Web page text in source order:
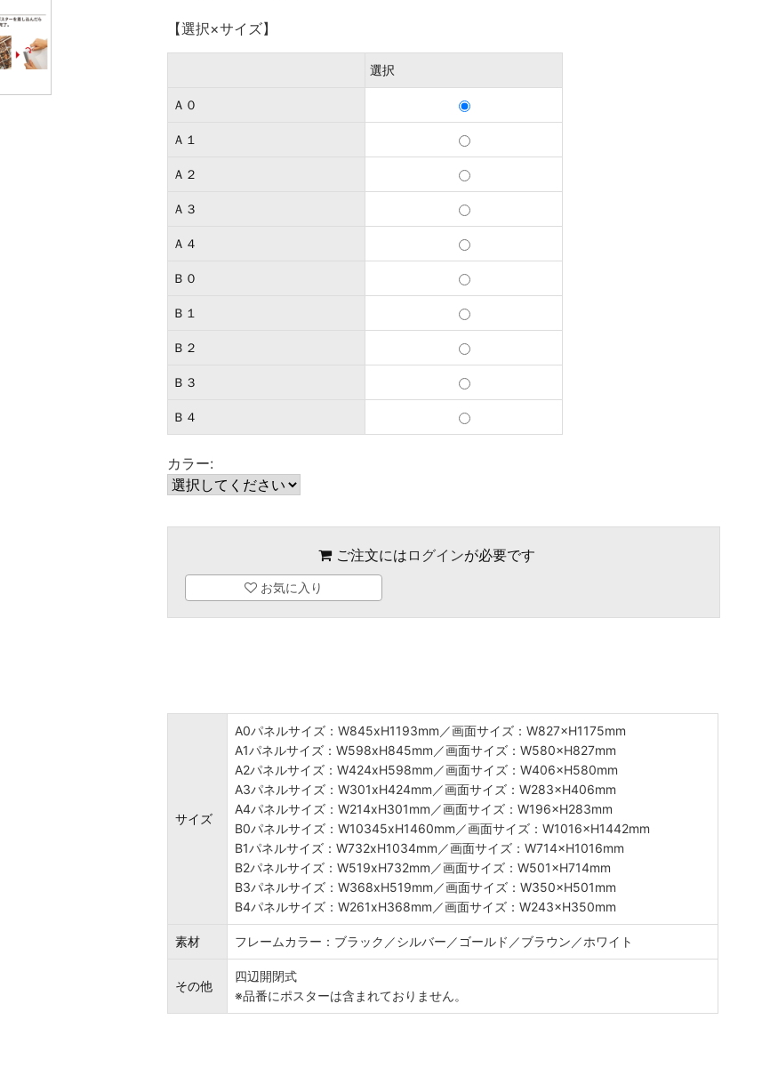
【選択×サイズ】
選択
Ａ０
Ａ１
Ａ２
Ａ３
Ａ４
Ｂ０
Ｂ１
Ｂ２
Ｂ３
Ｂ４
カラー:
ご注文には ログインが必要です
お気に入り
サイズ
A0パネルサイズ：W845xH1193mm／画面サイズ：W827×H1175mm
A1パネルサイズ：W598xH845mm／画面サイズ：W580×H827mm
A2パネルサイズ：W424xH598mm／画面サイズ：W406×H580mm
A3パネルサイズ：W301xH424mm／画面サイズ：W283×H406mm
A4パネルサイズ：W214xH301mm／画面サイズ：W196×H283mm
B0パネルサイズ：W10345xH1460mm／画面サイズ：W1016×H1442mm
B1パネルサイズ：W732xH1034mm／画面サイズ：W714×H1016mm
B2パネルサイズ：W519xH732mm／画面サイズ：W501×H714mm
B3パネルサイズ：W368xH519mm／画面サイズ：W350×H501mm
B4パネルサイズ：W261xH368mm／画面サイズ：W243×H350mm
素材 フレームカラー：ブラック／シルバー／ゴールド／ブラウン／ホワイト
その他
四辺開閉式
※品番にポスターは含まれておりません。